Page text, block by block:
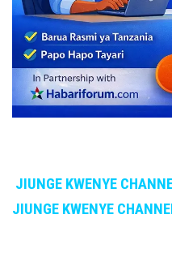
JIUNGE KWENYE
JIUNGE KWENYE